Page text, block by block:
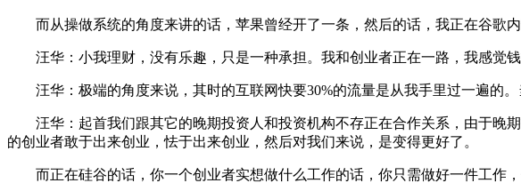
而从操做系统的角度来讲的话，苹果曾经开了一条，然后的话，我正在谷歌内
汪华：小我理财，没有乐趣，只是一种承担。我和创业者正在一路，我感觉钱
汪华：极端的角度来说，其时的互联网快要30%的流量是从我手里过一遍的。
汪华：起首我们跟其它的晚期投资人和投资机构不存正在合作关系，由于晚
的创业者敢于出来创业，怯于出来创业，然后对我们来说，是变得更好了。
而正在硅谷的话，你一个创业者实想做什么工作的话，你只需做好一件工作